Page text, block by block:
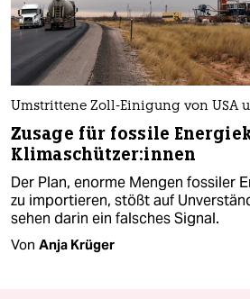
Umstrittene Zoll-Einigung von USA
Zusage für fossile
Kli­ma­schüt­ze­r:in­nen
Der Plan, enorme Mengen fossiler
zu importieren, stößt auf
sehen darin ein falsches Signal.
Von Anja Krüger